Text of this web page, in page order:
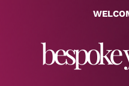
bespoke